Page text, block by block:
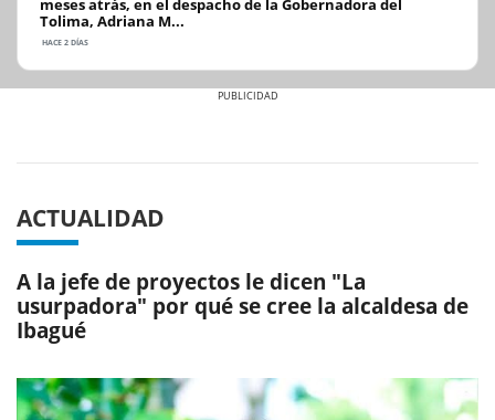
meses atrás, en el despacho de la Gobernadora del
Tolima, Adriana M...
HACE 2 DÍAS
ACTUALIDAD
A la jefe de proyectos le dicen "La
usurpadora" por qué se cree la alcaldesa de
Ibagué